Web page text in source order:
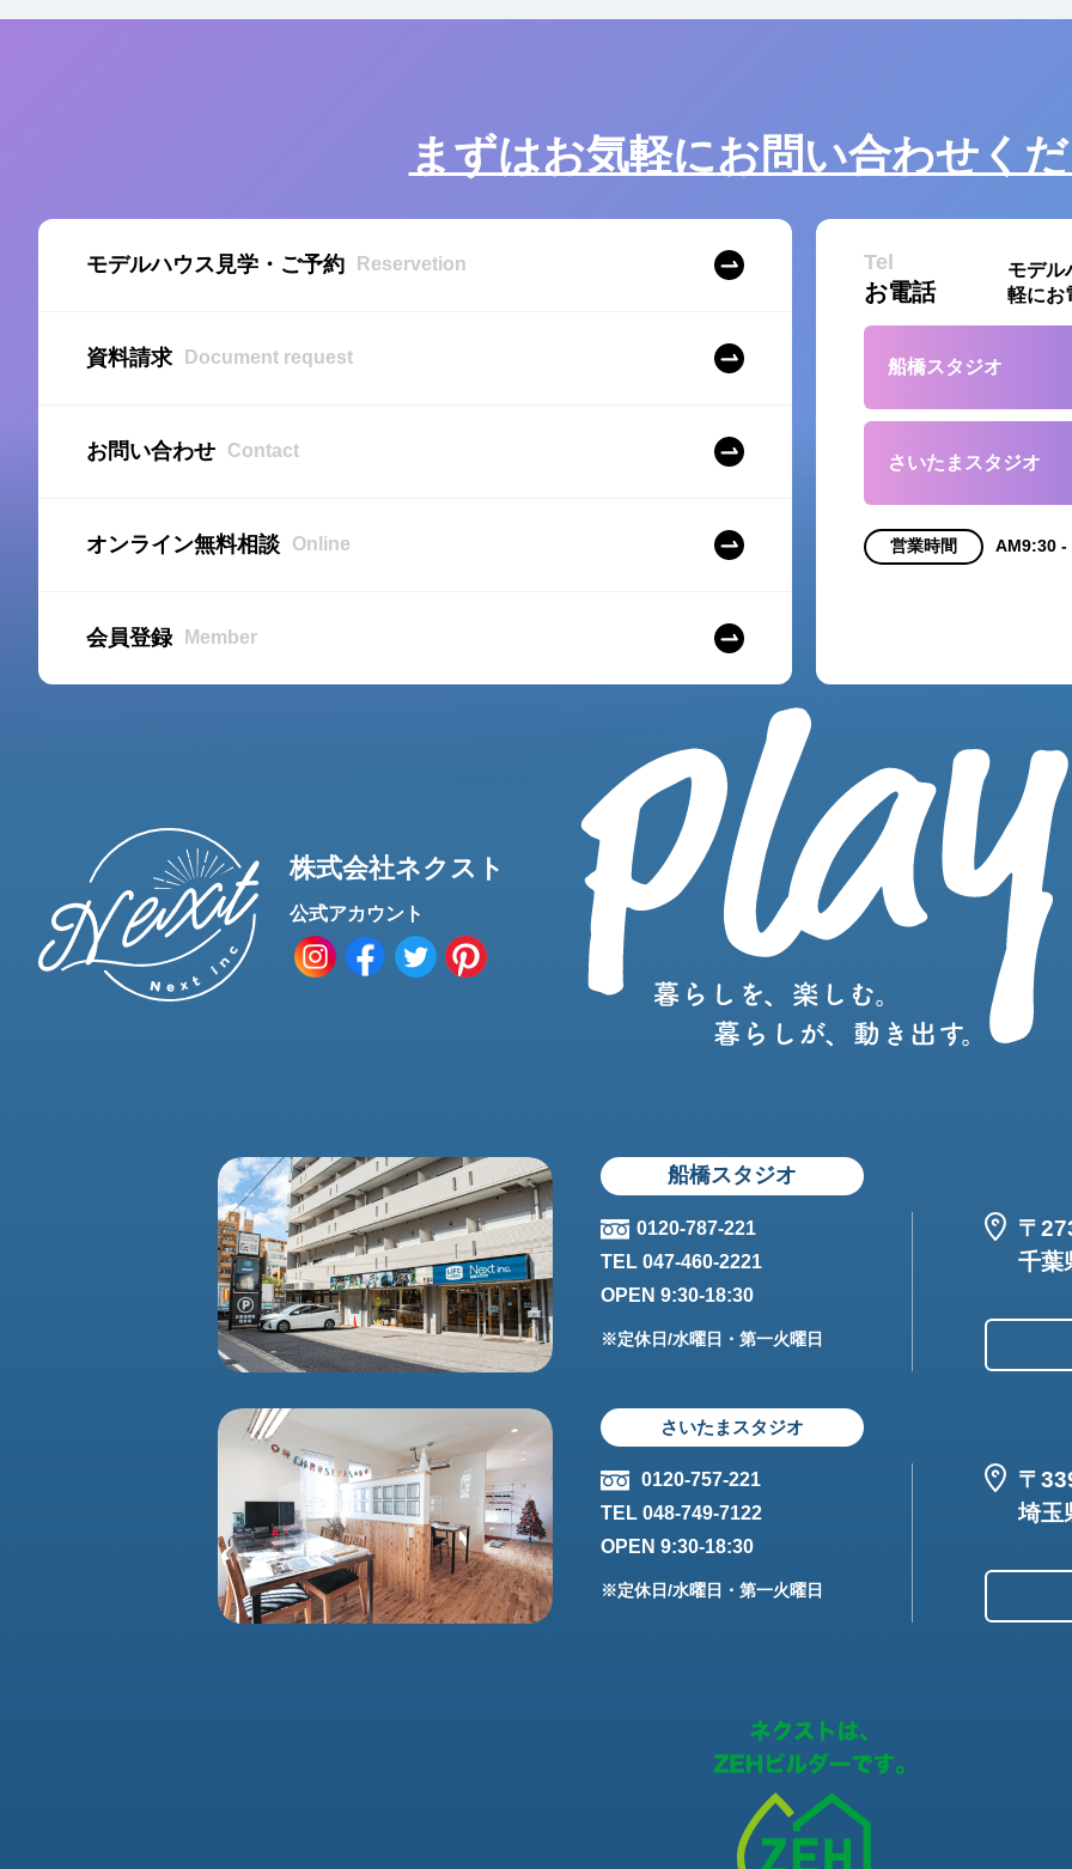
まずはお気軽にお問い合わせく
モデルハウス見学・ご予約 Reservetion
資料請求 Document request
お問い合わせ Contact
オンライン無料相談 Online
会員登録 Member
Tel
お電話
モデル
軽にお
船橋スタジオ
さいたまスタジオ
営業時間 AM9:30 -
株式会社ネクスト
公式アカウント
船橋スタジオ
0120-787-221
TEL 047-460-2221
OPEN 9:30-18:30
※定休日/水曜日・第一火曜日
〒
千葉
さいたまスタジオ
0120-757-221
TEL 048-749-7122
OPEN 9:30-18:30
※定休日/水曜日・第一火曜日
〒
埼玉